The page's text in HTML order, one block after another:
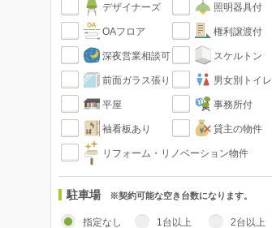
デザイナーズ 照明器具付
OAフロア 権利譲渡付
深夜営業相談可 スケルトン
前面ガラス張り 男女別トイレ
平屋 事務所付
袖看板あり 貸主の物件
リフォーム・リノベーション物件
駐車場 ※契約可能な空き台数になります。
指定なし 1台以上 2台以上